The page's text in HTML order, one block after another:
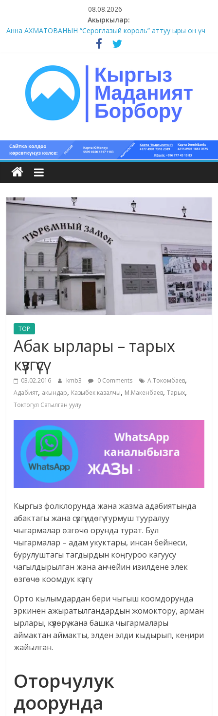
content
08.08.2026
Акыркылар:
Анна АХМАТОВАНЫН “Сероглазый король” аттуу ыры он үч
#9-10 (55 сөз сынагы)
#5-8 (55 сөз сынагы)
Кыргыз
маданият
борбору
Кыргыз
маданияты
жана
адабияты
TOP
Абак ырлары – тарых
күзгүсү
03.02.2016 kmb3 0 Comments А.Токомбаев,
Адабият, акындар, Казыбек казалчы, М.Макенбаев,Тарых,
Токтогул Сатылган уулу
Кыргыз фолклорунда жана жазма адабиятында
абактагы жана сүргүндөгү турмуш тууралуу
чыгармалар өзгөчө орунда турат. Бул
чыгармалар – адам укуктары, инсан бейнеси,
бурулуштагы тагдырдын коңгуроо кагуусу
чагылдырылган жана анчейин изилдене элек
өзгөчө коомдук күзгү.
Орто кылымдардан бери чыгыш коомдорунда
эркинен ажыратылгандардын жомоктору, арман
ырлары, күүлөрү жана башка чыгармалары
аймактан аймакты, элден элди кыдырып, кеңири
жайылган.
Оторчулук
доорунда